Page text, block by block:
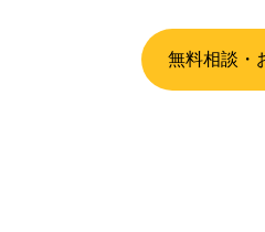
無料相談・